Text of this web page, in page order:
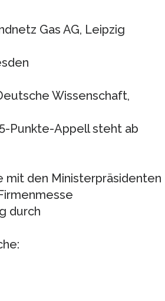
Gas AG, Leipzig
Wissenschaft,
Punkte-Appell steht ab
mit den Ministerpräsidenten
durch